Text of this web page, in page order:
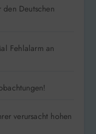
Deutschen
Fehlalarm an
verursacht hohen